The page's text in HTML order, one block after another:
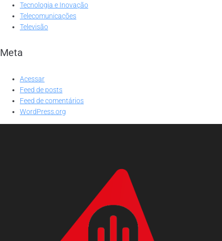
Tecnologia e Inovação
Telecomunicações
Televisão
Meta
Acessar
Feed de posts
Feed de comentários
WordPress.org